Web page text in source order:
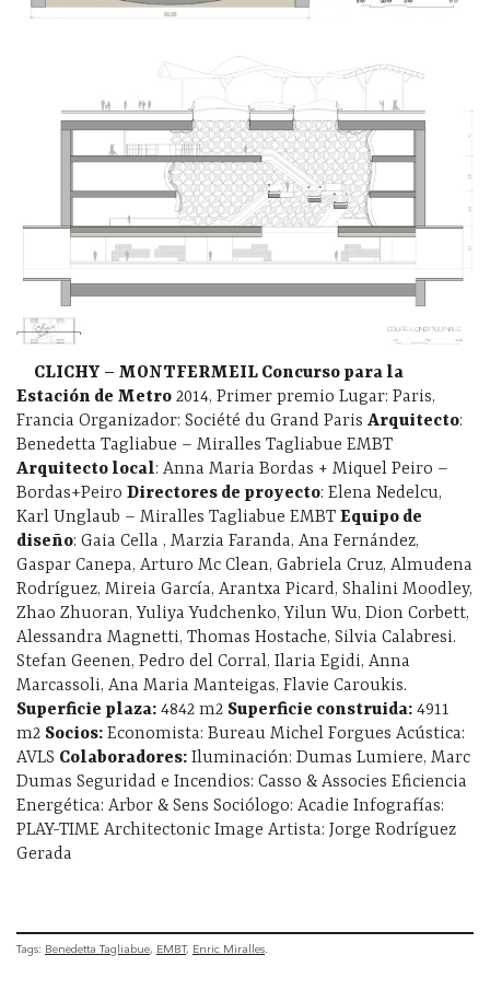
CLICHY – MONTFERMEIL Concurso para la
Estación de Metro 2014, Primer premio Lugar: Paris,
Francia Organizador: Société du Grand Paris Arquitecto:
Benedetta Tagliabue – Miralles Tagliabue EMBT
Arquitecto local: Anna Maria Bordas + Miquel Peiro –
Bordas+Peiro Directores de proyecto: Elena Nedelcu,
Karl Unglaub – Miralles Tagliabue EMBT Equipo de
diseño: Gaia Cella , Marzia Faranda, Ana Fernández,
Gaspar Canepa, Arturo Mc Clean, Gabriela Cruz, Almudena
Rodríguez, Mireia García, Arantxa Picard, Shalini Moodley,
Zhao Zhuoran, Yuliya Yudchenko, Yilun Wu, Dion Corbett,
Alessandra Magnetti, Thomas Hostache, Silvia Calabresi.
Stefan Geenen, Pedro del Corral, Ilaria Egidi, Anna
Marcassoli, Ana Maria Manteigas, Flavie Caroukis.
Superficie plaza: 4842 m2 Superficie construida: 4911
m2 Socios: Economista: Bureau Michel Forgues Acústica:
AVLS Colaboradores: Iluminación: Dumas Lumiere, Marc
Dumas Seguridad e Incendios: Casso & Associes Eficiencia
Energética: Arbor & Sens Sociólogo: Acadie Infografías:
PLAY-TIME Architectonic Image Artista: Jorge Rodríguez
Gerada
Tags: Benedetta Tagliabue EMBT Enric Miralles